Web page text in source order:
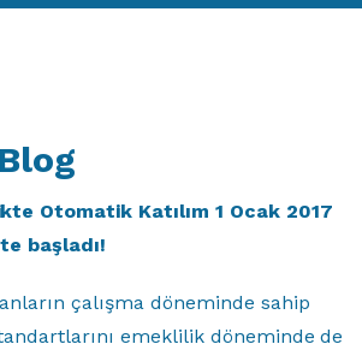
Otomatik Katılım 1 Ocak 2017
başladı!
çalışma döneminde sahip
emeklilik döneminde de